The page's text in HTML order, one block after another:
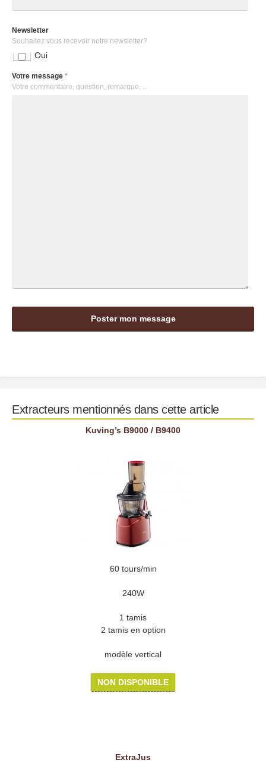
Newsletter
Souhaitez vous recevoir notre newsletter?
Oui
Votre message *
Votre commentaire, question, remarque, ...
Extracteurs mentionnés dans cette article
Kuving’s B9000 / B9400
60 tours/min
240W
1 tamis
2 tamis en option
modèle vertical
NON DISPONIBLE
ExtraJus